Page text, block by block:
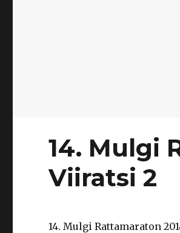
14. Mulgi
Viiratsi 2
14. Mulgi Rattamaraton